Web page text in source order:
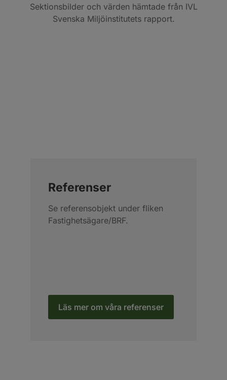
Sektionsbilder och värden hämtade från IVL
Svenska Miljöinstitutets rapport.
Referenser
Se referensobjekt under fliken
Fastighetsägare/BRF.
Läs mer om våra referenser